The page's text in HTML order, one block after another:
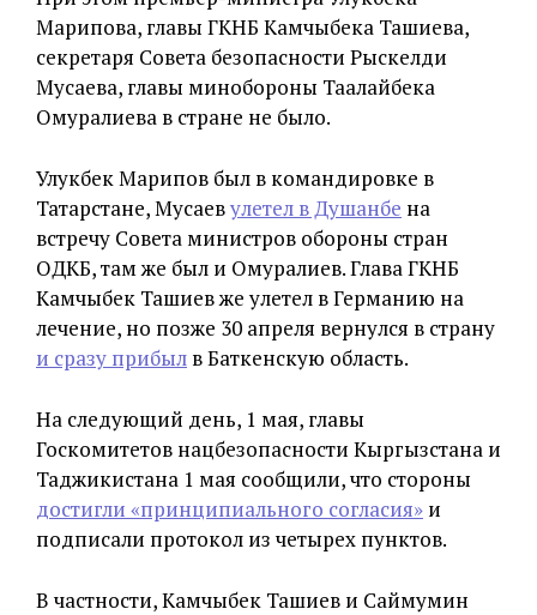
Марипова, главы ГКНБ Камчыбека Ташиева,
секретаря Совета безопасности Рыскелди
Мусаева, главы минобороны Таалайбека
Омуралиева в стране не было.
Улукбек Марипов был в командировке в
Татарстане, Мусаевулетел в Душанбе на
встречу Совета министров обороны стран
ОДКБ, там же был и Омуралиев. Глава ГКНБ
Камчыбек Ташиев же улетел в Германию на
лечение, но позже 30 апреля вернулся в страну
и сразу прибыл в Баткенскую область.
На следующий день, 1 мая, главы
Госкомитетов нацбезопасности Кыргызстана и
Таджикистана 1 мая сообщили, что стороны
достигли «принципиального согласия» и
подписали протокол из четырех пунктов.
В частности, Камчыбек Ташиев и Саймумин